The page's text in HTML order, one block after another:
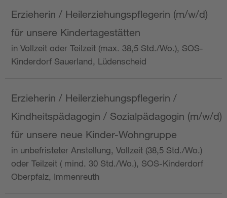
Erzieherin / Heilerziehungspflegerin (m/w/d)
für unsere Kindertagestätten
in Vollzeit oder Teilzeit (max. 38,5 Std./Wo.), SOS-
Kinderdorf Sauerland, Lüdenscheid
Erzieherin / Heilerziehungspflegerin /
Kindheitspädagogin / Sozialpädagogin (m/w/d)
für unsere neue Kinder-Wohngruppe
in unbefristeter Anstellung, Vollzeit (38,5 Std./Wo.)
oder Teilzeit ( mind. 30 Std./Wo.), SOS-Kinderdorf
Oberpfalz, Immenreuth